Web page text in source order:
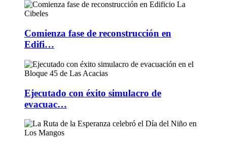
Comienza fase de reconstrucción en
Edifi…
Ejecutado con éxito simulacro de
evacuac…